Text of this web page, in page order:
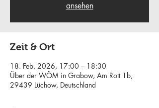
ansehen
Zeit & Ort
18. Feb. 2026, 17:00 – 18:30
Über der WÖM in Grabow, Am Rott 1b,
29439 Lüchow, Deutschland